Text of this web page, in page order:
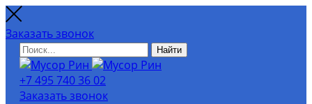
Заказать звонок
Найти
+7 495 740 36 02
Заказать звонок